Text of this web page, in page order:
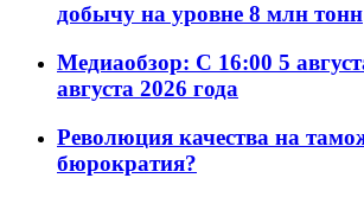
добычу на уровне 8 млн тонн
Медиаобзор: С 16:00 5
августа 2026 года
Революция качества на
бюрократия?